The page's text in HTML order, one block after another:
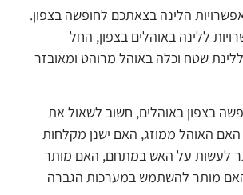
הלינה בצאתכם לחופשה בצפון.
ללינה באוהלים בצפון, החל
שטח וכלה באוהל מרוהט ומאובזר
בצפון באוהלים, חשוב לשאול את
האם האוהל ממוזג, האם ישנן מקלחות
לעשות על האש במתחם, האם מותר
מותר להשתמש במערכות הגברה